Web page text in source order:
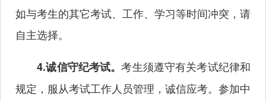
如与考生的其它考试、工作、学习等时间冲突，请
自主选择。
4.诚信守纪考试。考生须遵守有关考试纪律和
规定，服从考试工作人员管理，诚信应考。参加中